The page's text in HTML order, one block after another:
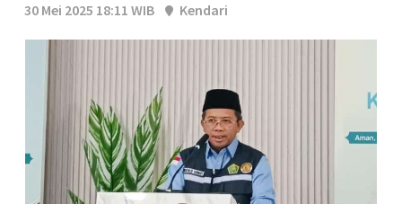
30 Mei 2025 18:11 WIB
Kendari